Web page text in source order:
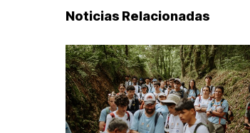
Noticias Relacionadas